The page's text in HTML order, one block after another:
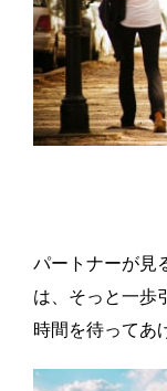
パートナーが見
は、そっと一歩
時間を待ってあ